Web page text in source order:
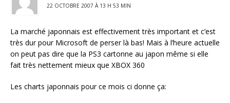
22 OCTOBRE 2007 À 13 H 53 MIN
La marché japonnais est effectivement très important et c’est
très dur pour Microsoft de perser là bas! Mais à l’heure actuelle
on peut pas dire que la PS3 cartonne au japon même si elle
fait très nettement mieux que XBOX 360
Les charts japonnais pour ce mois ci donne ça: